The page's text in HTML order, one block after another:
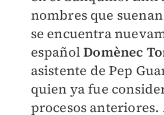
nombres que
se encuentra
españolDomènec
asistente de Pep
quien ya fue
procesos anteriores.